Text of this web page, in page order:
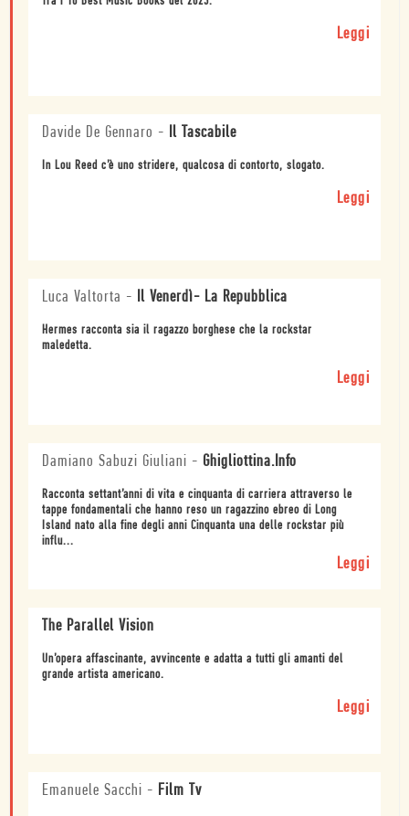
Leggi
Davide De Gennaro - Il Tascabile
In Lou Reed c’è uno stridere, qualcosa di contorto, slogato.
Leggi
Luca Valtorta - Il Venerdì- La Repubblica
Hermes racconta sia il ragazzo borghese che la rockstar
maledetta.
Leggi
Damiano Sabuzi Giuliani - Ghigliottina.Info
Racconta settant’anni di vita e cinquanta di carriera attraverso le
tappe fondamentali che hanno reso un ragazzino ebreo di Long
Island nato alla fine degli anni Cinquanta una delle rockstar più
influ...
Leggi
The Parallel Vision
Un’opera affascinante, avvincente e adatta a tutti gli amanti del
grande artista americano.
Leggi
Emanuele Sacchi - Film Tv